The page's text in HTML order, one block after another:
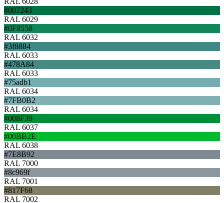
#007243
RAL 6029
#0F8558
RAL 6032
#3f8884
RAL 6033
#478A84
RAL 6033
#75adb1
RAL 6034
#7FB0B2
RAL 6034
#008F39
RAL 6037
#00BB2E
RAL 6038
#7E8B92
RAL 7000
#8c969f
RAL 7001
#817F68
RAL 7002